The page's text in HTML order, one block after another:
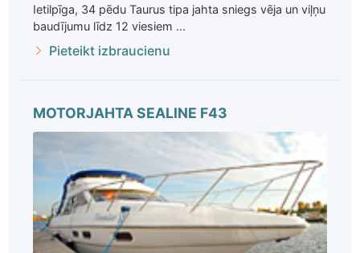
Ietilpīga, 34 pēdu Taurus tipa jahta sniegs vēja un viļņu
baudījumu līdz 12 viesiem ...
Pieteikt izbraucienu
MOTORJAHTA SEALINE F43